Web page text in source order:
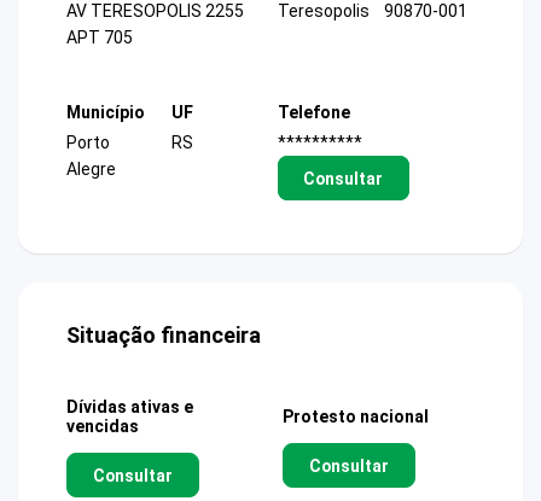
AV TERESOPOLIS 2255
APT 705
Teresopolis
90870-001
Município
Porto
Alegre
UF
RS
Telefone
**********
Consultar
Situação financeira
Dívidas ativas e
vencidas
Consultar
Protesto nacional
Consultar